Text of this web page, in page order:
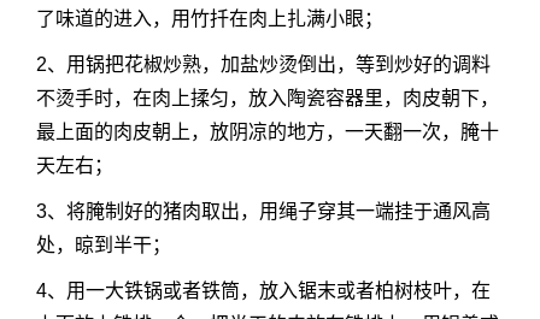
了味道的进入，用竹扦在肉上扎满小眼；
2、用锅把花椒炒熟，加盐炒烫倒出，等到炒好的调料
不烫手时，在肉上揉匀，放入陶瓷容器里，肉皮朝下，
最上面的肉皮朝上，放阴凉的地方，一天翻一次，腌十
天左右；
3、将腌制好的猪肉取出，用绳子穿其一端挂于通风高
处，晾到半干；
4、用一大铁锅或者铁筒，放入锯末或者柏树枝叶，在